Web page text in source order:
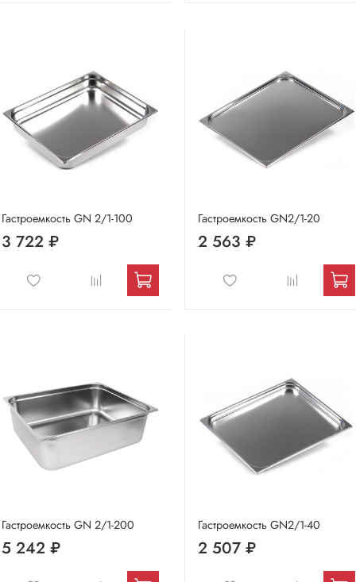
Гастроемкость GN 2/1-100
3 722 ₽
Гастроемкость GN2/1-20
2 563 ₽
Гастроемкость GN 2/1-200
5 242 ₽
Гастроемкость GN2/1-40
2 507 ₽